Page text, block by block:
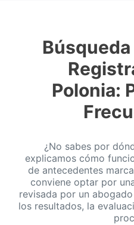
Polonia:
¿No sabes por
explicamos cómo
de antecedentes
conviene optar por
revisada por un
los resultados, la